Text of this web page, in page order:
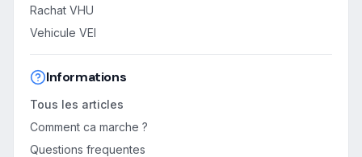
Rachat VHU
Vehicule VEI
Informations
Tous les articles
Comment ca marche ?
Questions frequentes